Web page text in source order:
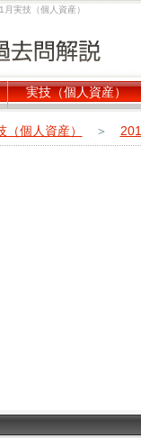
実技（個人資産）
実技（個人資産）
（個人資産） ＞